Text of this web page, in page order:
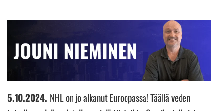
5.10.2024. NHL on jo alkanut Euroopassa! Täällä veden